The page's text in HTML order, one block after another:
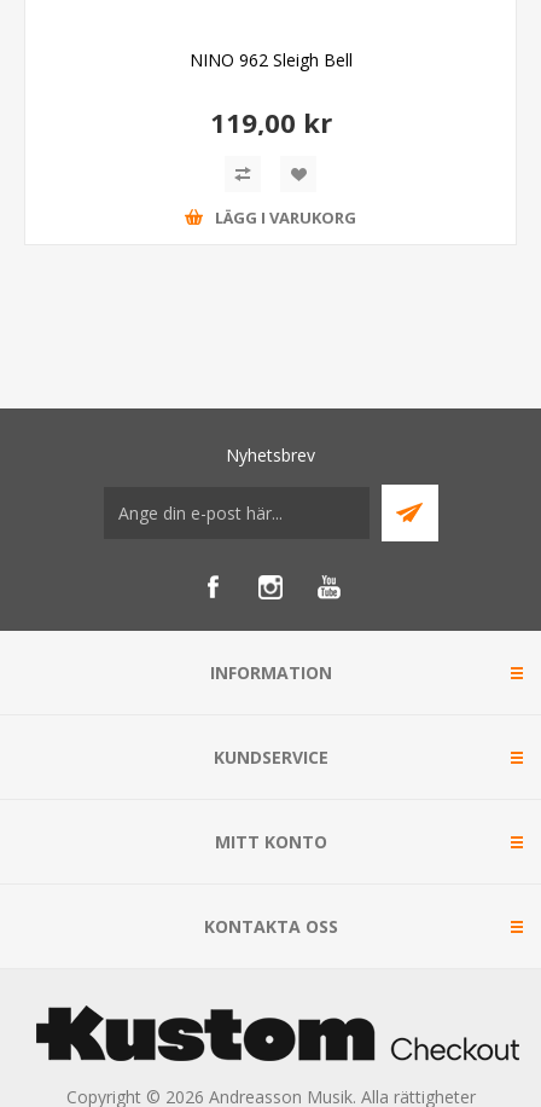
NINO 962 Sleigh Bell
119,00 kr
LÄGG I VARUKORG
Nyhetsbrev
INFORMATION
KUNDSERVICE
MITT KONTO
KONTAKTA OSS
Copyright © 2026 Andreasson Musik. Alla rättigheter